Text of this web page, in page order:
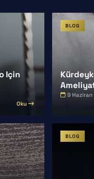
Için
Oku
BLOG
9 Haziran
BLOG